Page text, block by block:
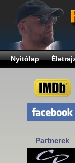
Nyitólap
Partnerek